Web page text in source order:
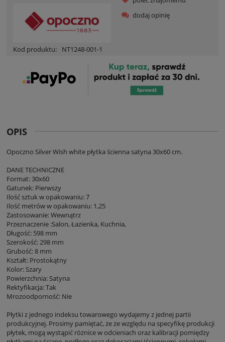
Kod produktu: NT1248-001-1
dodaj opinię
OPIS
Opoczno Silver Wish white płytka ścienna satyna 30x60 cm.
DANE TECHNICZNE
Format: 30x60
Gatunek: Pierwszy
Ilość sztuk w opakowaniu: 7
Ilość metrów w opakowaniu: 1,25
Zastosowanie: Wewnątrz
Przeznaczenie :Salon, Łazienka, Kuchnia,
Długość: 598 mm
Szerokość: 298 mm
Grubość: 8 mm
Kształt: Prostokątny
Kolor: Szary
Powierzchnia: Satyna
Rektyfikacja: Tak
Mrozoodporność: Nie
Płytki z jednego indeksu towarowego wydajemy z jednej partii
produkcyjnej. Prosimy pamiętać, że ze względu na specyfikę produkcji
płytek, mogą wystąpić różnice w odcieniach oraz kalibracji pomiędzy